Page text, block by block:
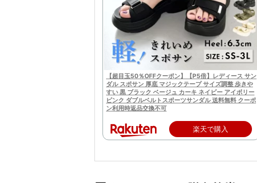
【超目玉50％OFFクーポン】【P5倍】レディース サン
ダル スポサン 厚底 マジックテープ サイズ調整 歩きや
すい 黒 ブラック ベージュ カーキ ネイビー アイボリー
ピンク ダブルベルトスポーツサンダル 送料無料 クーポ
ン利用時返品交換不可
楽天で購入